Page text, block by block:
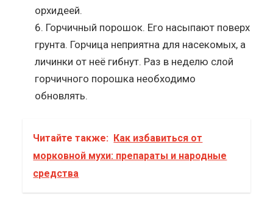
орхидеей.
Горчичный порошок. Его насыпают поверх
грунта. Горчица неприятна для насекомых, а
личинки от неё гибнут. Раз в неделю слой
горчичного порошка необходимо
обновлять.
Читайте также: Как избавиться от
морковной мухи: препараты и народные
средства